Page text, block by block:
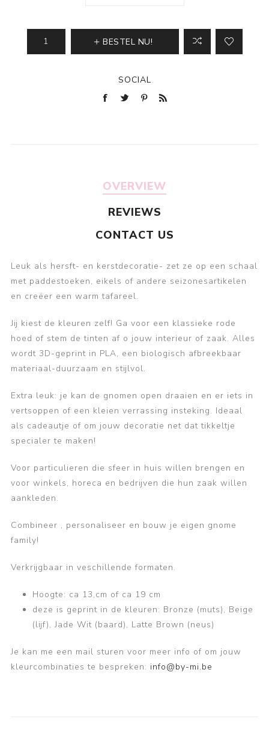
BESTEL NU!
SOCIAL
OVERVIEW
REVIEWS
CONTACT US
Leuk als hersft- en kerstdecoratie- zet ze op een schaal
met paddestoeken, eikels of andere seizonesartikelen
en creëer een warm tafareel.
Jij kiest de kleuren zelf! Ga voor een klassieke rode
hoed of stem de tinten af o jouw interieur of zaak. Alles
wordt 3D-geprint in PLA, een biologisch afbreekbaar
materiaal-duurzaam en stijlvol.
Extra leuk: je kan de gnomen open draaien en er iets in
vertsoppen of een kleien verrassing insteking. Ideaal
als cadeautje of om jouw decoratie net dat tikkeltje
specialer te maken!
Voor particulieren die sfeer in huis willen brengen en
voor winkels, horeca en bedrijven die hun zaak willen
aankleden.
Combineer , personaliseer en bouw je eigen gnome
family!
Verkrijgbaar in veschillende formaten.
Hoogte: ca 13,cm of ca 19 cm
deze is geprint in de kleuren: Bronze (muts), Beige
(lijf), Jade Wit (baard), Latte Brown (neus)
Je kan me een mail sturen voor meer info of om jouw
kleurcombinaties te bespreken: info@by-mi.be